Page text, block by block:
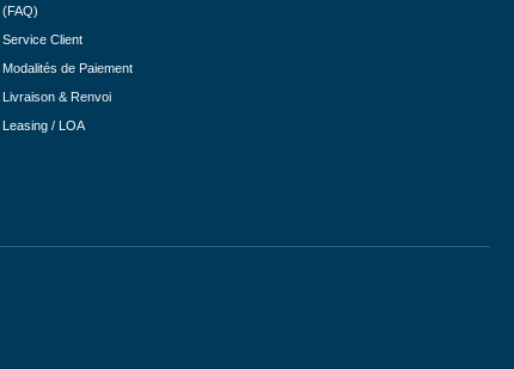
(FAQ)
Service Client
Modalités de Paiement
Livraison & Renvoi
Leasing / LOA